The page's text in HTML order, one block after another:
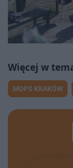
MOPS KRAKÓW